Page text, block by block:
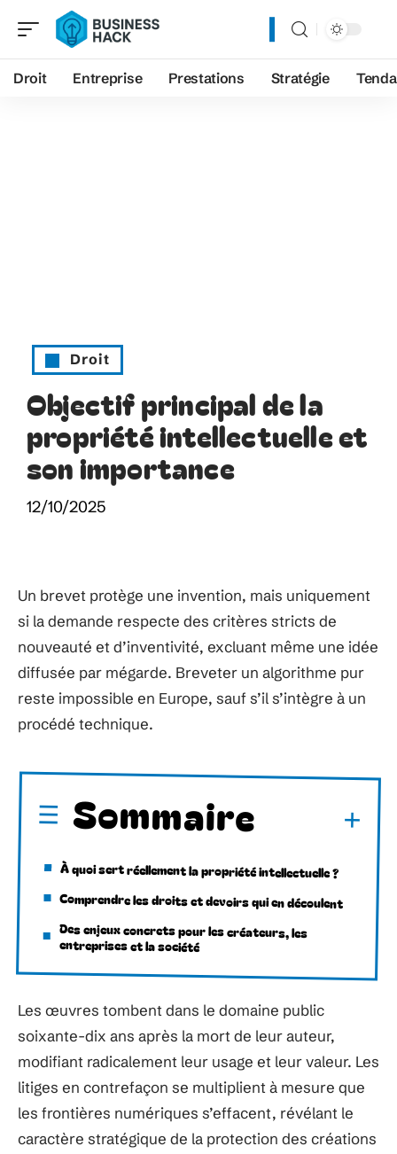
Droit Entreprise Prestations Stratégie
Droit
Objectif principal de la
propriété intellectuelle et
son importance
12/10/2025
Un brevet protège une invention, mais uniquement
si la demande respecte des critères stricts de
nouveauté et d’inventivité, excluant même une idée
diffusée par mégarde. Breveter un algorithme pur
reste impossible en Europe, sauf s’il s’intègre à un
procédé technique.
Sommaire
À quoi sert réellement la propriété intellectuelle ?
Comprendre les droits et devoirs qui en découlent
Des enjeux concrets pour les créateurs, les
entreprises et la société
Les œuvres tombent dans le domaine public
soixante-dix ans après la mort de leur auteur,
modifiant radicalement leur usage et leur valeur. Les
litiges en contrefaçon se multiplient à mesure que
les frontières numériques s’effacent, révélant le
caractère stratégique de la protection des créations